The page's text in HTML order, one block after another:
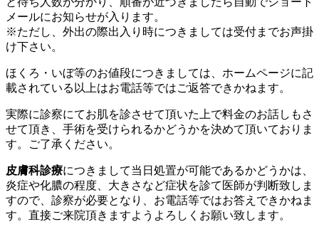
メールにお知らせが入ります。
※ただし、外出の際出入り時につきましては受付までお声掛
け下さい。
ほくろ・いぼ等のお値段につきましては、ホームページに記
載されている以上はお電話等ではご返答できかねます。
実際に診察にてお肌を診させて頂いた上で料金のお話しもさ
せて頂き、手術を受けられるかどうかを決めて頂いておりま
す。ご了承ください。
皮膚科診療につきまして当日処置が可能であるかどうかは、
炎症や化膿の程度、大きさなど症状を診て医師が判断致しま
すので、診察が必要となり、お電話等ではお答えできかねま
す。直接ご来院頂きますようよろしくお願い致します。